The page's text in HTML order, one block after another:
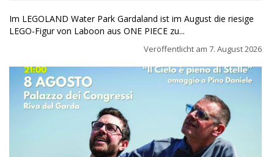
Im LEGOLAND Water Park Gardaland ist im August die riesige
LEGO-Figur von Laboon aus ONE PIECE zu...
Veröffentlicht am 7. August 2026